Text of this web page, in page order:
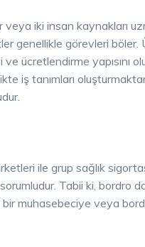
iki insan kaynakları
genellikle görevleri böler.
ücretlendirme yapısını
iş tanımları
ile grup sağlık
Tabii ki, bordro
bir muhasebeciye veya